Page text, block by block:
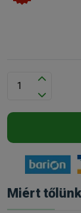
Miért